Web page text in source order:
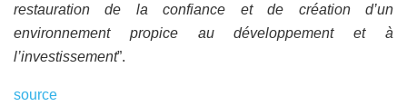
restauration de la confiance et de création d’un
environnement propice au développement et à
l’investissement”.
source